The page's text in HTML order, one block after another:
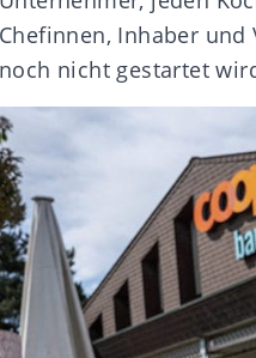
Chefinnen, Inhaber
noch nicht gestartet